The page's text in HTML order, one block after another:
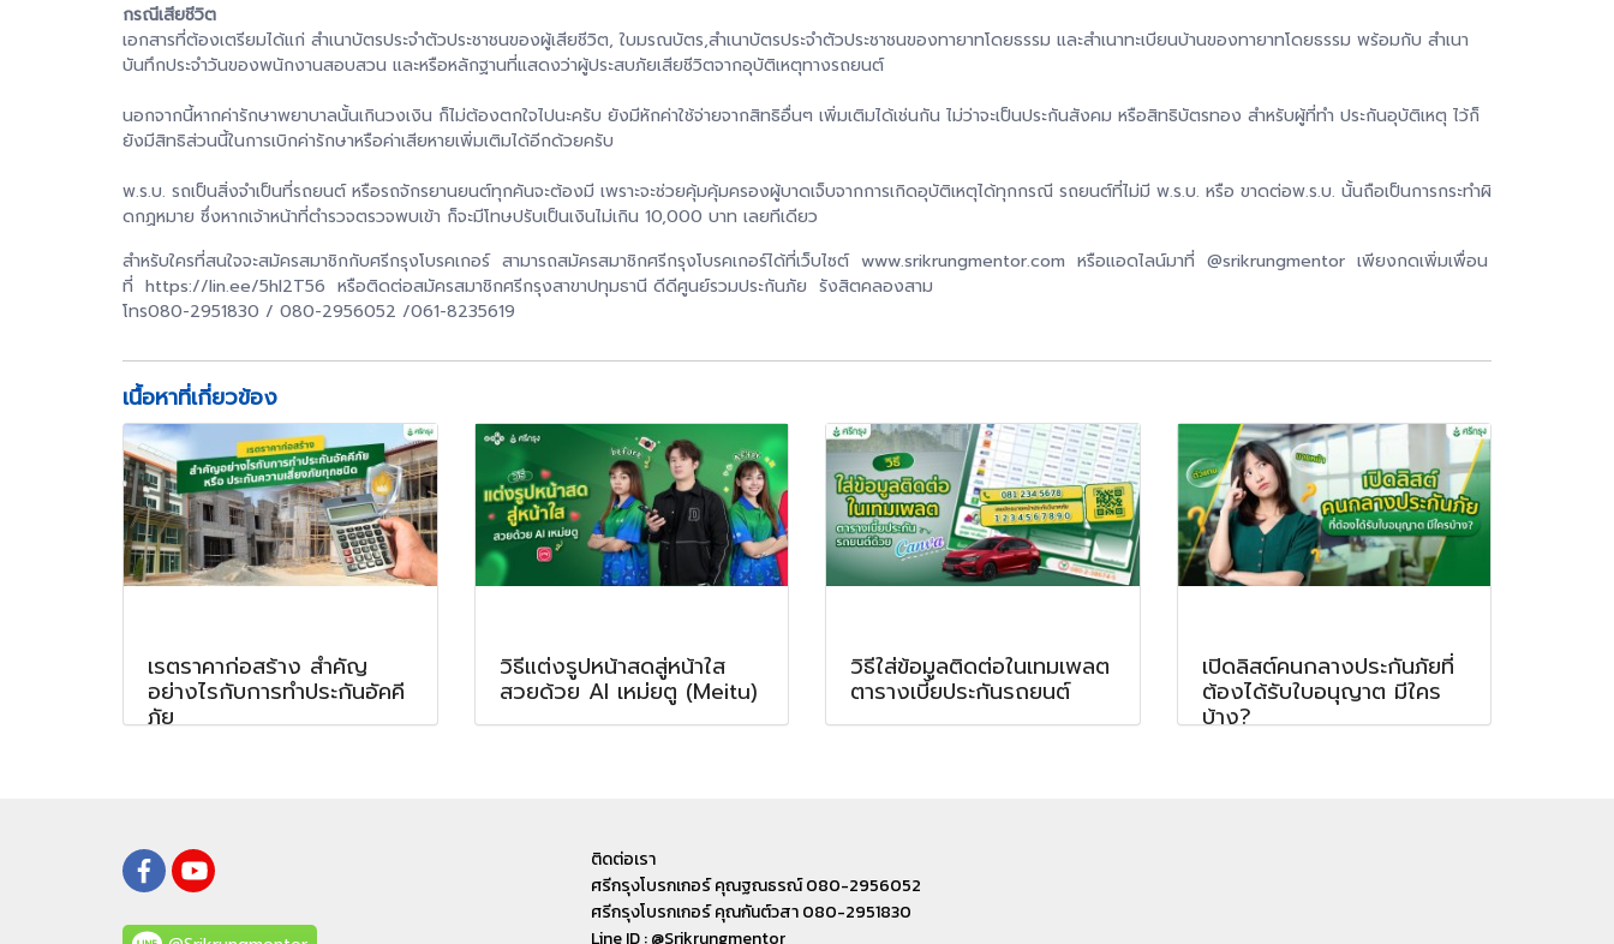
กรณีเสียชีวิต
เอกสารที่ต้องเตรียมได้แก่ สำเนาบัตรประจำตัวประชาชนของผู้เสียชีวิต, ใบมรณบัตร,สำเนาบัตรประจำตัวประชาชนของทายาทโดยธรรม และสำเนาทะเบียนบ้านของทายาทโดยธรรม พร้อมกับ สำเนา
บันทึกประจำวันของพนักงานสอบสวน และหรือหลักฐานที่แสดงว่าผู้ประสบภัยเสียชีวิตจากอุบัติเหตุทางรถยนต์
นอกจากนี้หากค่ารักษาพยาบาลนั้นเกินวงเงิน ก็ไม่ต้องตกใจไปนะครับ ยังมีหักค่าใช้จ่ายจากสิทธิอื่นๆ เพิ่มเติมได้เช่นกัน ไม่ว่าจะเป็นประกันสังคม หรือสิทธิบัตรทอง สำหรับผู้ที่ทำ ประกันอุบัติเหตุ ไว้ก็
ยังมีสิทธิส่วนนี้ในการเบิกค่ารักษาหรือค่าเสียหายเพิ่มเติมได้อีกด้วยครับ
พ.ร.บ. รถเป็นสิ่งจำเป็นที่รถยนต์ หรือรถจักรยานยนต์ทุกคันจะต้องมี เพราะจะช่วยคุ้มคุ้มครองผู้บาดเจ็บจากการเกิดอุบัติเหตุได้ทุกกรณี รถยนต์ที่ไม่มี พ.ร.บ. หรือ ขาดต่อพ.ร.บ. นั้นถือเป็นการกระทำผิ
ดกฏหมาย ซึ่งหากเจ้าหน้าที่ตำรวจตรวจพบเข้า ก็จะมีโทษปรับเป็นเงินไม่เกิน 10,000 บาท เลยทีเดียว
สำหรับใครที่สนใจจะสมัครสมาชิกกับศรีกรุงโบรคเกอร์ สามารถสมัครสมาชิกศรีกรุงโบรคเกอร์ได้ที่เว็บไซต์ www.srikrungmentor.com หรือแอดไลน์มาที่ @srikrungmentor เพียงกดเพิ่มเพื่อน
ที่ https://lin.ee/5hl2T56 หรือติดต่อสมัครสมาชิกศรีกรุงสาขาปทุมธานี ดีดีศูนย์รวมประกันภัย รังสิตคลองสาม
โทร080-2951830 / 080-2956052 /061-8235619
เนื้อหาที่เกี่ยวข้อง
เรตราคาก่อสร้าง สำคัญ
อย่างไรกับการทำประกันอัคคี
ภัย
วิธีแต่งรูปหน้าสดสู่หน้าใส
สวยด้วย AI เหม่ยตู (Meitu)
วิธีใส่ข้อมูลติดต่อในเทมเพลต
ตารางเบี้ยประกันรถยนต์
เปิดลิสต์คนกลางประกันภัยที่
ต้องได้รับใบอนุญาต มีใคร
บ้าง?
ติดต่อเรา
ศรีกรุงโบรกเกอร์ คุณฐณธรณ์ 080-2956052
ศรีกรุงโบรกเกอร์ คุณกันต์วสา 080-2951830
Line ID : @Srikrungmentor